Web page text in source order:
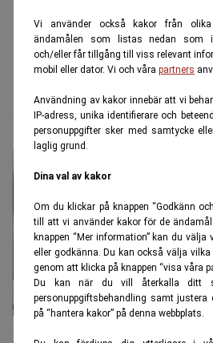
Vi använder också kakor från
ändamålen som listas nedan som
och/eller får tillgång till viss relevant
mobil eller dator. Vi och våra partners
Användning av kakor innebär att vi
IP-adress, unika identifierare och
personuppgifter sker med samtycke
laglig grund.
Dina val av kakor
Om du klickar på knappen “Godkänn
till att vi använder kakor för de
knappen “Mer information” kan du
eller godkänna. Du kan också välja
genom att klicka på knappen “visa våra
Du kan när du vill återkalla ditt
personuppgiftsbehandling samt
på “hantera kakor” på denna webbplats.
blå zoner
Forskningen slår fast: